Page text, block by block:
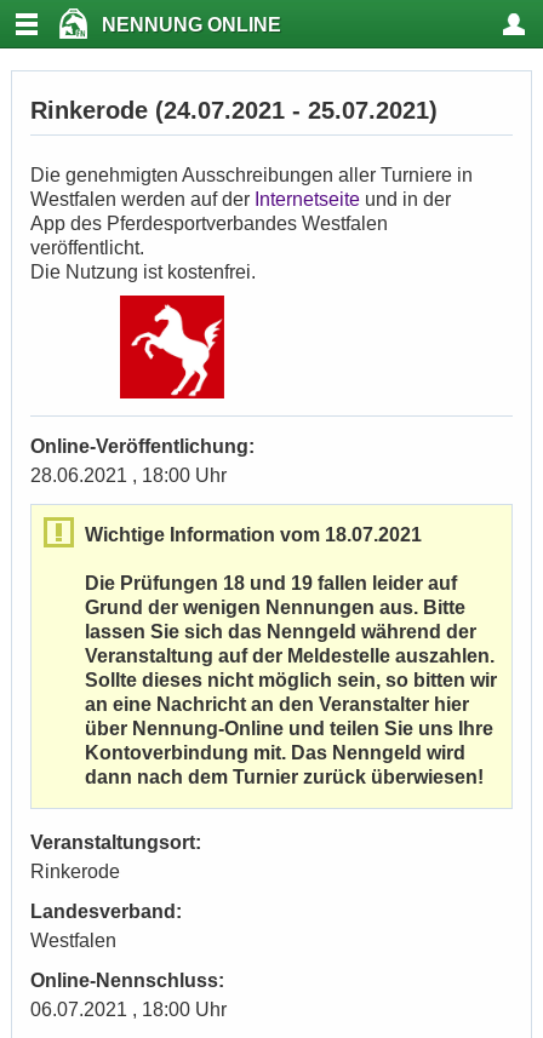
NENNUNG ONLINE
Rinkerode (24.07.2021 - 25.07.2021)
Die genehmigten Ausschreibungen aller Turniere in
Westfalen werden auf der Internetseite und in der
App des Pferdesportverbandes Westfalen
veröffentlicht.
Die Nutzung ist kostenfrei.
Online-Veröffentlichung:
28.06.2021 , 18:00 Uhr
Wichtige Information vom 18.07.2021
Die Prüfungen 18 und 19 fallen leider auf
Grund der wenigen Nennungen aus. Bitte
lassen Sie sich das Nenngeld während der
Veranstaltung auf der Meldestelle auszahlen.
Sollte dieses nicht möglich sein, so bitten wir
an eine Nachricht an den Veranstalter hier
über Nennung-Online und teilen Sie uns Ihre
Kontoverbindung mit. Das Nenngeld wird
dann nach dem Turnier zurück überwiesen!
Veranstaltungsort:
Rinkerode
Landesverband:
Westfalen
Online-Nennschluss:
06.07.2021 , 18:00 Uhr